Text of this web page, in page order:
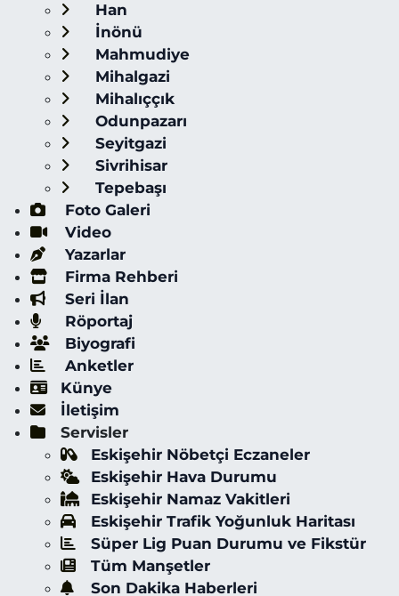
Han
İnönü
Mahmudiye
Mihalgazi
Mihalıççık
Odunpazarı
Seyitgazi
Sivrihisar
Tepebaşı
Foto Galeri
Video
Yazarlar
Firma Rehberi
Seri İlan
Röportaj
Biyografi
Anketler
Künye
İletişim
Servisler
Eskişehir Nöbetçi Eczaneler
Eskişehir Hava Durumu
Eskişehir Namaz Vakitleri
Eskişehir Trafik Yoğunluk Haritası
Süper Lig Puan Durumu ve Fikstür
Tüm Manşetler
Son Dakika Haberleri